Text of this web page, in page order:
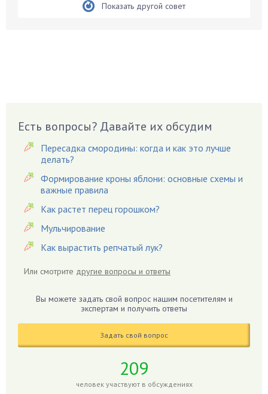
Вредители
Гардения
Гацания
Гвоздики
Георгины
Герань
Гиацинт
Гибискус
Гладиолусы
Голубика
Показать другой совет
Есть вопросы? Давайте их обсудим
Пересадка смородины: когда и как это лучше
делать?
Формирование кроны яблони: основные схемы и
важные правила
Как растет перец горошком?
Мульчирование
Как вырастить репчатый лук?
Или смотрите другие вопросы и ответы
Вы можете задать свой вопрос нашим посетителям и
экспертам и получить ответы
Задать свой вопрос
209
человек участвуют в обсуждениях